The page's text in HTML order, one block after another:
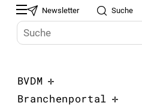
Newsletter Suche
BVDM
Branchenportal